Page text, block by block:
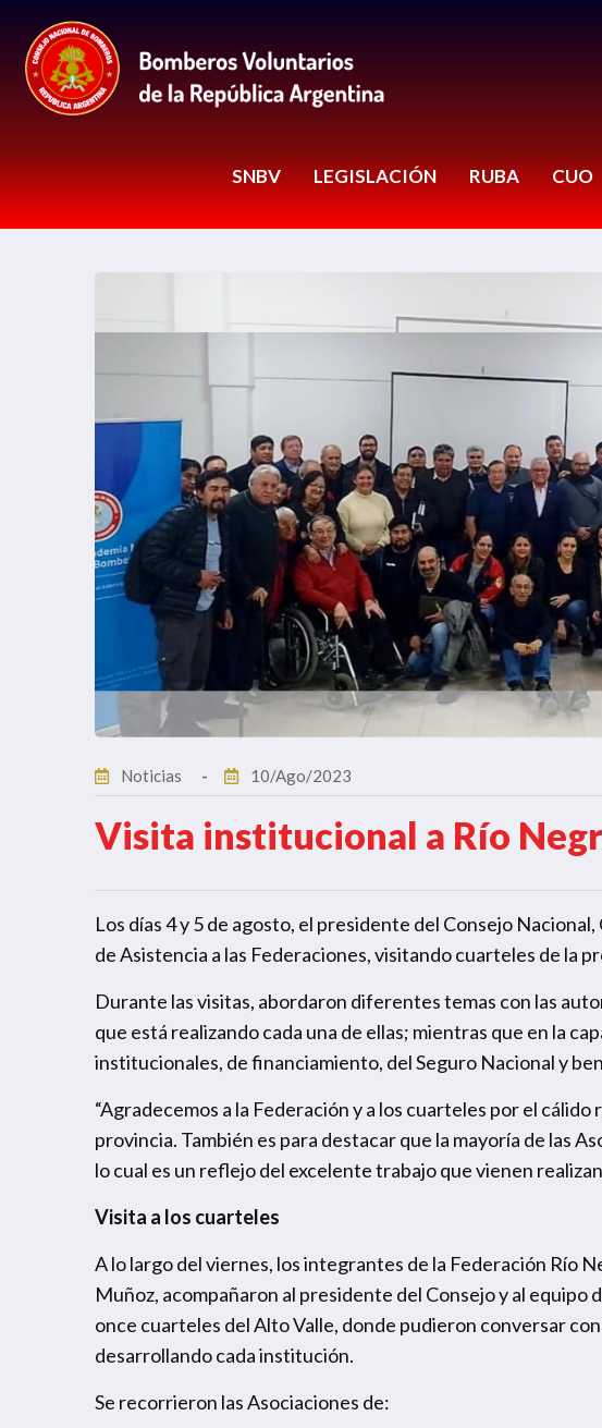
SNBV LEGISLACIÓN RUBA CUO
Noticias 10/Ago/2023
Visita institucional a Río
Los días 4 y 5 de agosto, el presidente del Consejo
de Asistencia a las Federaciones, visitando cuarteles de la
Durante las visitas, abordaron diferentes temas con las
que está realizando cada una de ellas; mientras que en la
institucionales, de financiamiento, del Seguro Nacional y
“Agradecemos a la Federación y a los cuarteles por el
provincia. También es para destacar que la mayoría de las
lo cual es un reflejo del excelente trabajo que vienen
Visita a los cuarteles
A lo largo del viernes, los integrantes de la Federación Río
Muñoz, acompañaron al presidente del Consejo y al
once cuarteles del Alto Valle, donde pudieron conversar
desarrollando cada institución.
Se recorrieron las Asociaciones de: